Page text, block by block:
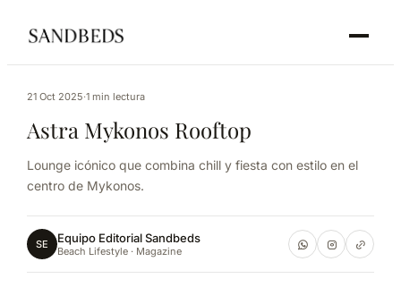
21 Oct 2025·1 min lectura
Astra Mykonos Rooftop
Lounge icónico que combina chill y fiesta con estilo en el
centro de Mykonos.
SE Equipo Editorial Sandbeds
Beach Lifestyle · Magazine